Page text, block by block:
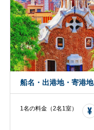
船名・出港地・寄港地
1名の料金（2名1室）